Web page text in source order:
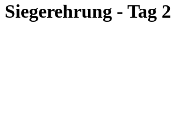
Siegerehrung - Tag 2